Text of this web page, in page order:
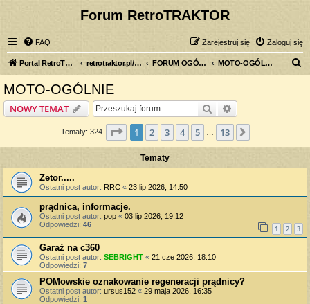
Forum RetroTRAKTOR
FAQ Zaloguj się
Zarejestruj się
Portal RetroTRAKTOR.pl retrotraktor.pl/forum FORUM OGÓLNE MOTO-OGÓLNIE
MOTO-OGÓLNIE
NOWY TEMAT Szukaj
Tematy: 324 Strona1 z13
1 2 3 4 5 13
Tematy
Zetor.....
Ostatni post autor: RRC « 23 lip 2026, 14:50
prądnica, informacje.
Ostatni post autor: pop « 03 lip 2026, 19:12
Odpowiedzi: 46 1 2 3
Garaż na c360
Ostatni post autor: SEBRIGHT « 21 cze 2026, 18:10
Odpowiedzi: 7
POMowskie oznakowanie regeneracji prądnicy?
Ostatni post autor: ursus152 « 29 maja 2026, 16:35
Odpowiedzi: 1